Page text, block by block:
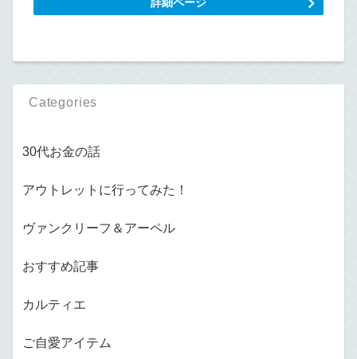
Categories
30代お金の話
アウトレットに行ってみた！
ヴァンクリーフ＆アーペル
おすすめ記事
カルティエ
ご自愛アイテム